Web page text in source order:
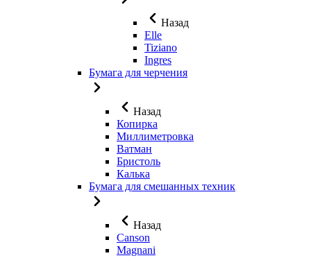
Назад
Elle
Tiziano
Ingres
Бумага для черчения
Назад
Копирка
Миллиметровка
Ватман
Бристоль
Калька
Бумага для смешанных техник
Назад
Canson
Magnani